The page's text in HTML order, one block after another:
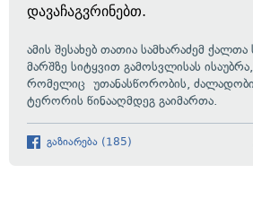
დავაჩაგვრინებთ.
ამის შესახებ თათია სამხარაძემ
მარშზე სიტყვით გამოსვლისას ისაუბრა,
რომელიც უთანასწორობის,
ტერორის წინააღმდეგ გაიმართა.
გაზიარება (185)